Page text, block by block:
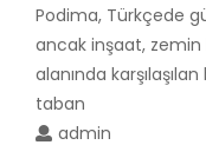
Podima, Türkçede
ancak inşaat,
alanında
taban
admin